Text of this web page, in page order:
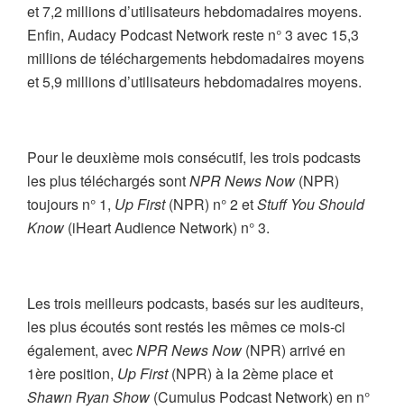
et 7,2 millions d’utilisateurs hebdomadaires moyens.
Enfin, Audacy Podcast Network reste n° 3 avec 15,3
millions de téléchargements hebdomadaires moyens
et 5,9 millions d’utilisateurs hebdomadaires moyens.
Pour le deuxième mois consécutif, les trois podcasts
les plus téléchargés sontNPR News Now (NPR)
toujours n° 1, Up First(NPR) n° 2 etStuff You Should
Know (iHeart Audience Network) n° 3.
Les trois meilleurs podcasts, basés sur les auditeurs,
les plus écoutés sont restés les mêmes ce mois-ci
également, avecNPR News Now (NPR) arrivé en
1ère position, Up First(NPR) à la 2ème place et
Shawn Ryan Show (Cumulus Podcast Network) en n°